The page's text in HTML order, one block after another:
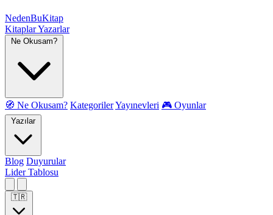
NedenBuKitap
KitaplarYazarlar
Ne Okusam?
🧭 Ne Okusam? KategorilerYayınevleri 🎮 Oyunlar
Yazılar
Blog Duyurular
Lider Tablosu
🇹🇷